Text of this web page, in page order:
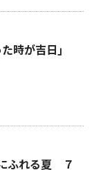
時が吉日｣
ふれる夏 ７